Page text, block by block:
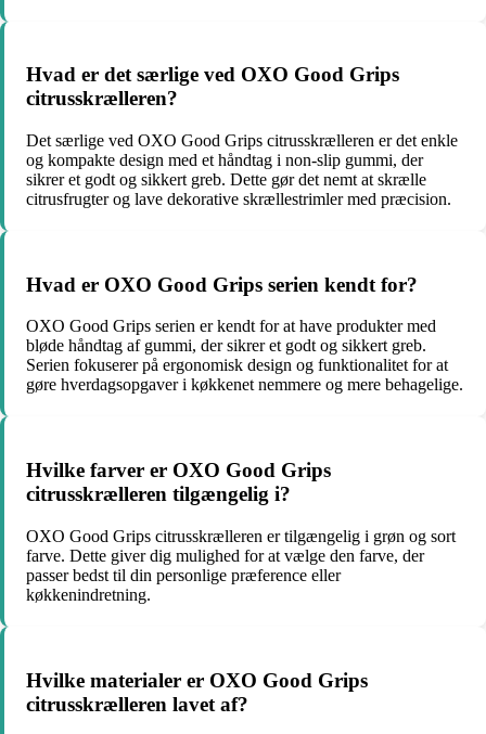
Hvad er det særlige ved OXO Good Grips
citrusskrælleren?
Det særlige ved OXO Good Grips citrusskrælleren er det enkle
og kompakte design med et håndtag i non-slip gummi, der
sikrer et godt og sikkert greb. Dette gør det nemt at skrælle
citrusfrugter og lave dekorative skrællestrimler med præcision.
Hvad er OXO Good Grips serien kendt for?
OXO Good Grips serien er kendt for at have produkter med
bløde håndtag af gummi, der sikrer et godt og sikkert greb.
Serien fokuserer på ergonomisk design og funktionalitet for at
gøre hverdagsopgaver i køkkenet nemmere og mere behagelige.
Hvilke farver er OXO Good Grips
citrusskrælleren tilgængelig i?
OXO Good Grips citrusskrælleren er tilgængelig i grøn og sort
farve. Dette giver dig mulighed for at vælge den farve, der
passer bedst til din personlige præference eller
køkkenindretning.
Hvilke materialer er OXO Good Grips
citrusskrælleren lavet af?